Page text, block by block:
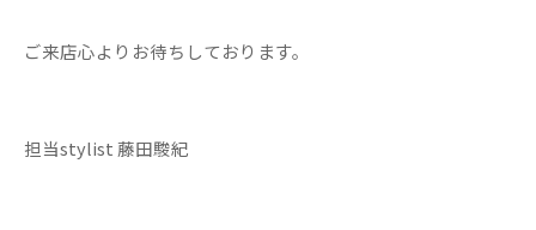
ご来店心よりお待ちしております。
担当stylist 藤田駿紀